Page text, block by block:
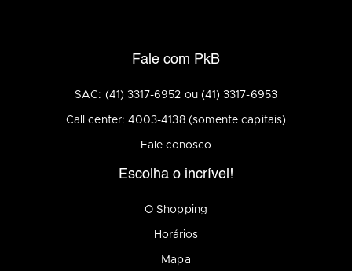
Fale com PkB
SAC: (41) 3317-6952 ou (41) 3317-6953
Call center: 4003-4138 (somente capitais)
Fale conosco
Escolha o incrível!
O Shopping
Horários
Mapa